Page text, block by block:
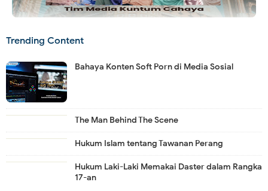
Trending Content
Bahaya Konten Soft Porn di Media Sosial
The Man Behind The Scene
Hukum Islam tentang Tawanan Perang
Hukum Laki-Laki Memakai Daster dalam Rangka
17-an